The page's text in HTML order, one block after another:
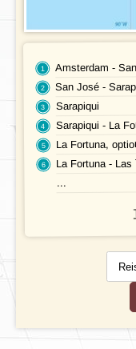
Amsterdam -
San José -
Sarapiqui
Sarapiqui - La
La Fortuna,
La Fortuna -
...
op